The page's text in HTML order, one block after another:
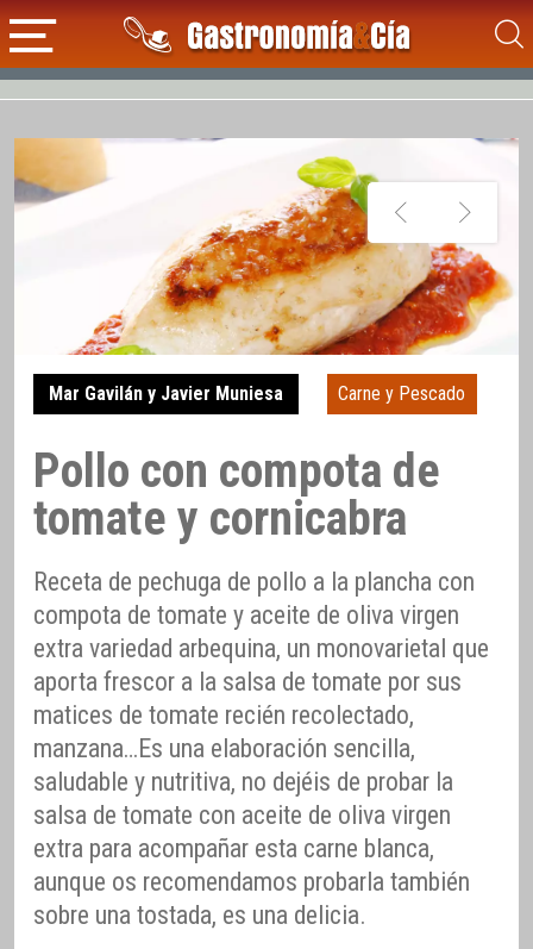
Mar Gavilán y Javier Muniesa Carne y Pescado
Pollo con compota de
tomate y cornicabra
Receta de pechuga de pollo a la plancha con
compota de tomate y aceite de oliva virgen
extra variedad arbequina, un monovarietal que
aporta frescor a la salsa de tomate por sus
matices de tomate recién recolectado,
manzana…Es una elaboración sencilla,
saludable y nutritiva, no dejéis de probar la
salsa de tomate con aceite de oliva virgen
extra para acompañar esta carne blanca,
aunque os recomendamos probarla también
sobre una tostada, es una delicia.